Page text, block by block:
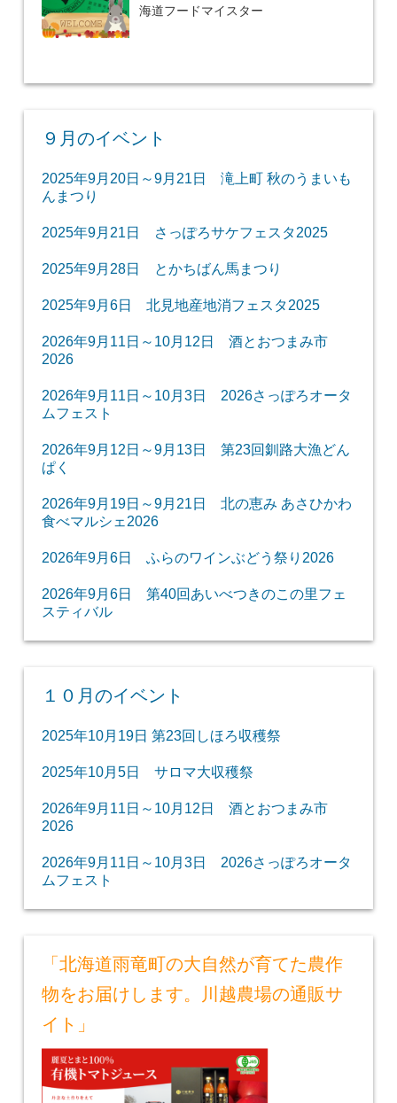
海道フードマイスター
９月のイベント
2025年9月20日～9月21日 滝上町 秋のうまいも
んまつり
2025年9月21日 さっぽろサケフェスタ2025
2025年9月28日 とかちばん馬まつり
2025年9月6日 北見地産地消フェスタ2025
2026年9月11日～10月12日 酒とおつまみ市
2026
2026年9月11日～10月3日 2026さっぽろオータ
ムフェスト
2026年9月12日～9月13日 第23回釧路大漁どん
ぱく
2026年9月19日～9月21日 北の恵み あさひかわ
食べマルシェ2026
2026年9月6日 ふらのワインぶどう祭り2026
2026年9月6日 第40回あいべつきのこの里フェ
スティバル
１０月のイベント
2025年10月19日 第23回しほろ収穫祭
2025年10月5日 サロマ大収穫祭
2026年9月11日～10月12日 酒とおつまみ市
2026
2026年9月11日～10月3日 2026さっぽろオータ
ムフェスト
「北海道雨竜町の大自然が育てた農作
物をお届けします。川越農場の通販サ
イト」